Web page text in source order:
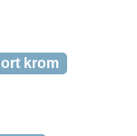
krom